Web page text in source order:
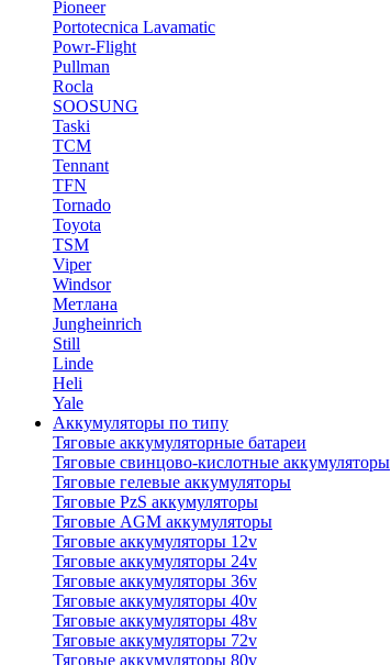
Pioneer
Portotecnica Lavamatic
Powr-Flight
Pullman
Rocla
SOOSUNG
Taski
TCM
Tennant
TFN
Tornado
Toyota
TSM
Viper
Windsor
Метлана
Jungheinrich
Still
Linde
Heli
Yale
Аккумуляторы по типу
Тяговые аккумуляторные батареи
Тяговые свинцово-кислотные аккумуляторы
Тяговые гелевые аккумуляторы
Тяговые PzS аккумуляторы
Тяговые AGM аккумуляторы
Тяговые аккумуляторы 12v
Тяговые аккумуляторы 24v
Тяговые аккумуляторы 36v
Тяговые аккумуляторы 40v
Тяговые аккумуляторы 48v
Тяговые аккумуляторы 72v
Тяговые аккумуляторы 80v